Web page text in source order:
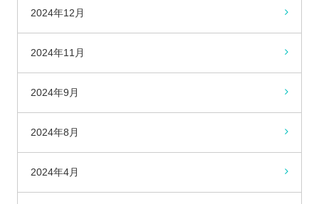
2024年12月
2024年11月
2024年9月
2024年8月
2024年4月